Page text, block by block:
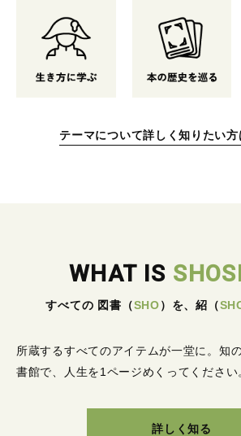
テーマについて詳しく知りたい方
WHAT IS
すべての 図書 （SHO） を、紹 （
所蔵するすべてのアイテムが一堂に。 知
書館で、人生を1ページめくってください
詳しく知る